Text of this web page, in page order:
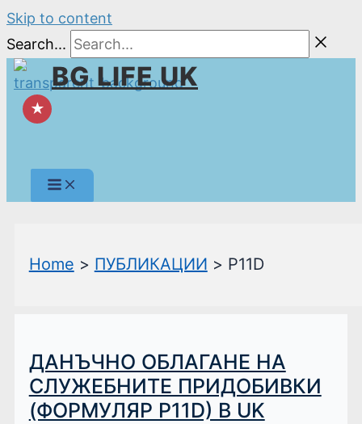
Skip to content
Search...
BG LIFE UK
★
Home ПУБЛИКАЦИИ P11D
ДАНЪЧНО ОБЛАГАНЕ НА
СЛУЖЕБНИТЕ ПРИДОБИВКИ
(ФОРМУЛЯР P11D) В UK